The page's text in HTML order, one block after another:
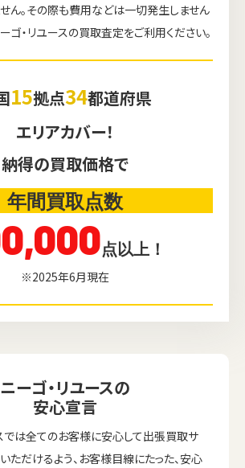
ん。その際も費用などは一切発生しません
ゴ・リユースの買取査定をご利用ください。
15拠点34都道府県
エリアカバー！
納得の買取価格で
年間買取点数
点以上！
※2025年6月現在
ニーゴ・リユースの
安心宣言
では全てのお客様に安心して出張買取サ
ただけるよう、お客様目線にたった、安心